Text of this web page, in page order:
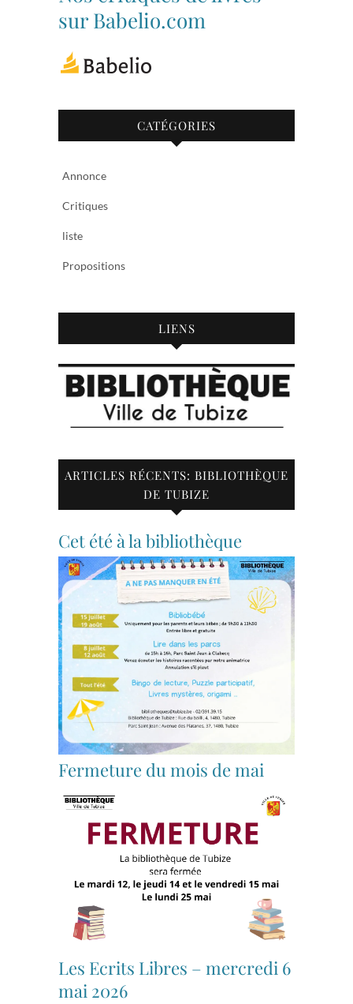
Facebook
Twitter
sur Babelio.com
CATÉGORIES
Annonce
Critiques
liste
Propositions
LIENS
ARTICLES RÉCENTS: BIBLIOTHÈQUE
DE TUBIZE
Cet été à la bibliothèque
Fermeture du mois de mai
Les Ecrits Libres – mercredi 6
mai 2026